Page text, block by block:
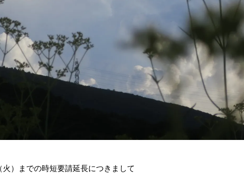
火）までの時短要請延長につきまして